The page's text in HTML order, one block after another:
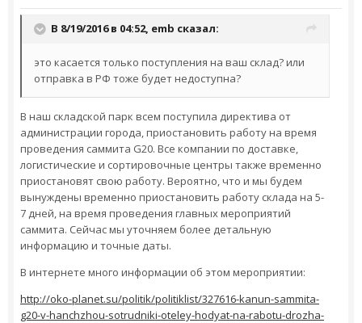
В 8/19/2016 в 04:52, emb сказал:
это касается только поступления на ваш склад? или
отправка в РФ тоже будет недоступна?
В наш складской парк всем поступила директива от
администрации города, приостановить работу на время
проведения саммита G20. Все компании по доставке,
логистические и сортировочные центры также временно
приостановят свою работу. Вероятно, что и мы будем
вынуждены временно приостановить работу склада на 5-
7 дней, на время проведения главных мероприятий
саммита. Сейчас мы уточняем более детальную
информацию и точные даты.
В интернете много информации об этом мероприятии:
http://oko-planet.su/politik/politiklist/327616-kanun-sammita-
g20-v-hanchzhou-sotrudniki-oteley-hodyat-na-rabotu-drozha-